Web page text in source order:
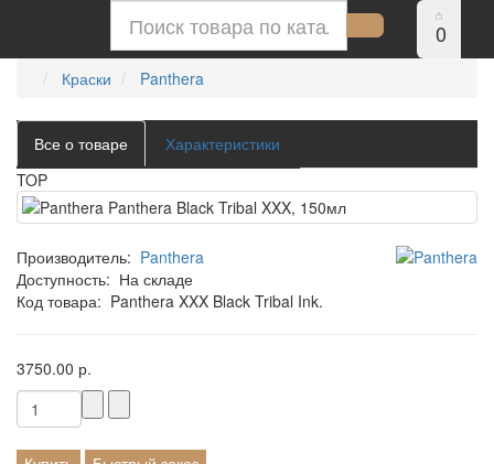
0
Краски Panthera
Все о товаре
Характеристики
TOP
Производитель: Panthera
Доступность: На складе
Код товара: Panthera XXX Black Tribal Ink.
3750.00 р.